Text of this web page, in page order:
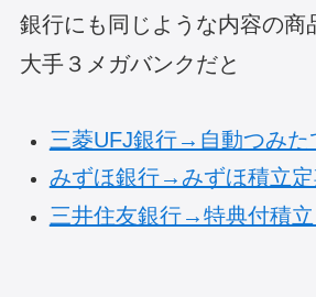
銀行にも同じような内容の商
大手３メガバンクだと
三菱UFJ銀行→自動つみた
みずほ銀行→みずほ積立
三井住友銀行→特典付積立